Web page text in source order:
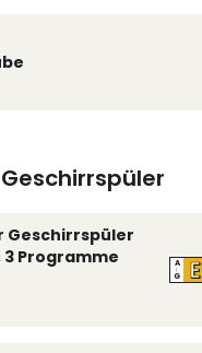
Geschirrspüler
Geschirrspüler
3 Programme
A
↑
G E